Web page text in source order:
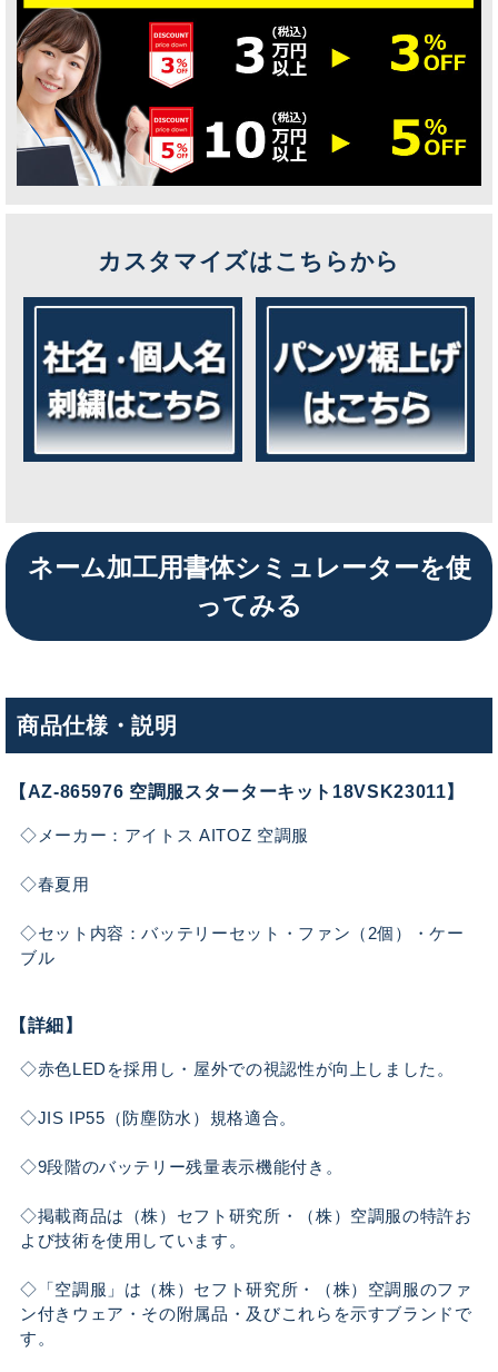
カスタマイズはこちらから
ネーム加工用書体シミュレーターを使
ってみる
商品仕様・説明
【AZ-865976 空調服スターターキット18VSK23011】
◇メーカー：アイトス AITOZ 空調服
◇春夏用
◇セット内容：バッテリーセット・ファン（2個）・ケー
ブル
【詳細】
◇赤色LEDを採用し・屋外での視認性が向上しました。
◇JIS IP55（防塵防水）規格適合。
◇9段階のバッテリー残量表示機能付き。
◇掲載商品は（株）セフト研究所・（株）空調服の特許お
よび技術を使用しています。
◇「空調服」は（株）セフト研究所・（株）空調服のファ
ン付きウェア・その附属品・及びこれらを示すブランドで
す。